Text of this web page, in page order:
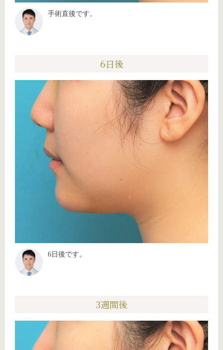
手術直後です。
6日後
6日後です。
3週間後